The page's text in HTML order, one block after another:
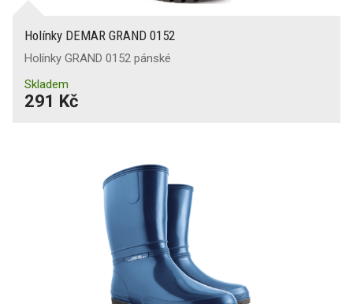
Holínky DEMAR GRAND 0152
Holínky GRAND 0152 pánské
Skladem
291 Kč